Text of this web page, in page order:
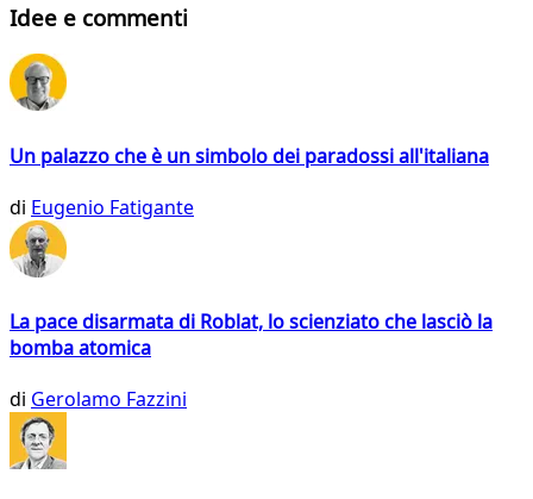
Idee e commenti
Un palazzo che è un simbolo dei paradossi all'italiana
di Eugenio Fatigante
La pace disarmata di Roblat, lo scienziato che lasciò la
bomba atomica
di Gerolamo Fazzini